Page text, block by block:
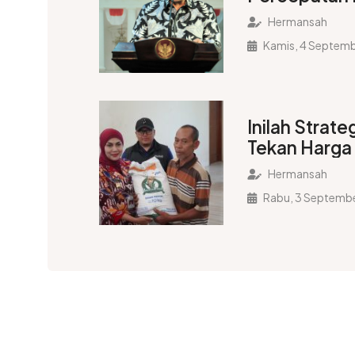
Beras SPHP
Hermansah
Kamis, 4
Inilah
Tekan
Hermansah
Rabu, 3